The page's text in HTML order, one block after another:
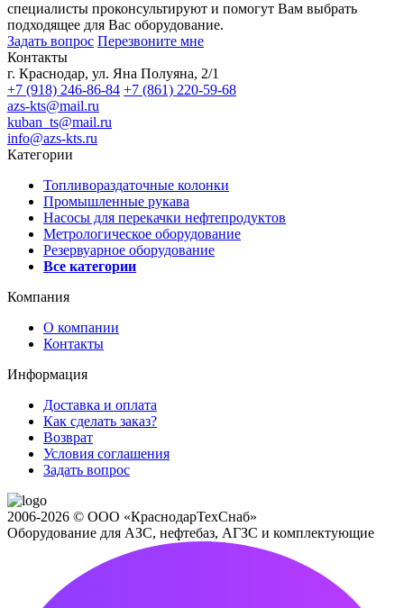
специалисты проконсультируют и помогут Вам выбрать
подходящее для Вас оборудование.
Задать вопрос Перезвоните мне
Контакты
г. Краснодар, ул. Яна Полуяна, 2/1
+7 (918) 246-86-84 +7 (861) 220-59-68
azs-kts@mail.ru
kuban_ts@mail.ru
info@azs-kts.ru
Категории
Топливораздаточные колонки
Промышленные рукава
Насосы для перекачки нефтепродуктов
Метрологическое оборудование
Резервуарное оборудование
Все категории
Компания
О компании
Контакты
Информация
Доставка и оплата
Как сделать заказ?
Возврат
Условия соглашения
Задать вопрос
2006-2026 © ООО «КраснодарТехСнаб»
Оборудование для АЗС, нефтебаз, АГЗС и комплектующие